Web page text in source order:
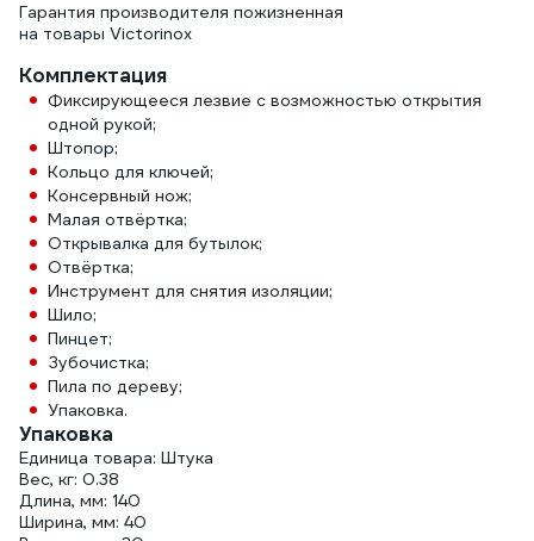
Гарантия производителя пожизненная
на товары Victorinox
Комплектация
Фиксирующееся лезвие с возможностью открытия
одной рукой;
Штопор;
Кольцо для ключей;
Консервный нож;
Малая отвёртка;
Открывалка для бутылок;
Отвёртка;
Инструмент для снятия изоляции;
Шило;
Пинцет;
Зубочистка;
Пила по дереву;
Упаковка.
Упаковка
Единица товара: Штука
Вес, кг: 0.38
Длина, мм: 140
Ширина, мм: 40